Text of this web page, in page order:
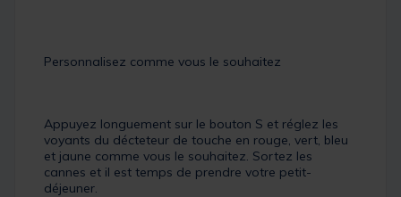
Personnalisez comme vous le souhaitez
Appuyez longuement sur le bouton S et réglez les
voyants du décteteur de touche en rouge, vert, bleu
et jaune comme vous le souhaitez. Sortez les
cannes et il est temps de prendre votre petit-
déjeuner.